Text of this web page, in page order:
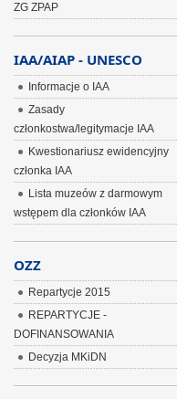
ZG ZPAP
IAA/AIAP - UNESCO
Informacje o IAA
Zasady
członkostwa/legitymacje IAA
Kwestionariusz ewidencyjny
członka IAA
Lista muzeów z darmowym
wstępem dla członków IAA
OZZ
Repartycje 2015
REPARTYCJE -
DOFINANSOWANIA
Decyzja MKiDN